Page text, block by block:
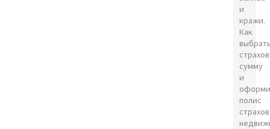
и
кражи.
Как
сумму
и
полис